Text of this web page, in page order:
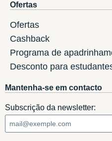
Ofertas
Ofertas
Cashback
Programa de
Desconto para
Mantenha-se em contacto
Subscrição da newsletter: